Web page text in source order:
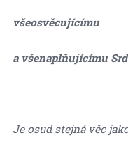
všeosvěcujícímu
a všenaplňujícímu
Je osud stejná věc